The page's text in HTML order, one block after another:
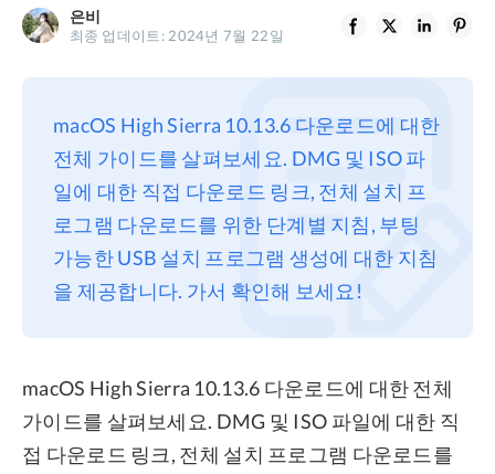
BuhoLaunchpad
프라이버시
조항
환불
은비
최종 업데이트: 2024년 7월 22일
macOS High Sierra 10.13.6 다운로드에 대한
전체 가이드를 살펴보세요. DMG 및 ISO 파
일에 대한 직접 다운로드 링크, 전체 설치 프
로그램 다운로드를 위한 단계별 지침, 부팅
가능한 USB 설치 프로그램 생성에 대한 지침
을 제공합니다. 가서 확인해 보세요!
macOS High Sierra 10.13.6 다운로드에 대한 전체
가이드를 살펴보세요. DMG 및 ISO 파일에 대한 직
접 다운로드 링크, 전체 설치 프로그램 다운로드를